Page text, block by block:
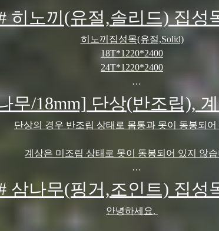
히노끼(유절,솔리드) 집성
히노끼집성목(유절,Solid)
18T*1220*2400
24T*1220*2400
히노끼,편백나무로 불리며 피톤치드를 함유
항,살균작용에 뛰어난 효과를 보이는 수종입
무/18mm] 단상(반조립),
단상의 경우 반조립 상태로 몸통과 못이 동봉되어
계상은 미조립 상태로 못이 동봉되어 있지 않
사항은 ☎ 031-769-4267 유선문의 주시면, 성실하게
감사합니다 !
삼나무(핑거,조인트) 집성
안녕하세요.